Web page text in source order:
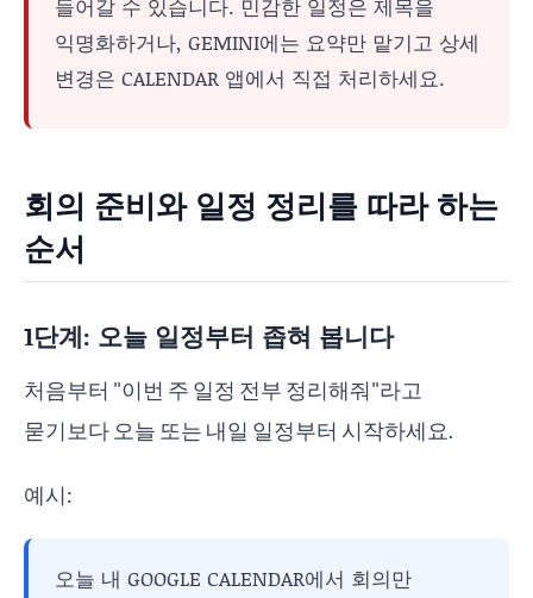
들어갈 수 있습니다. 민감한 일정은 제목을
익명화하거나, GEMINI에는 요약만 맡기고 상세
변경은 CALENDAR 앱에서 직접 처리하세요.
회의 준비와 일정 정리를 따라 하는
순서
1단계: 오늘 일정부터 좁혀 봅니다
처음부터 "이번 주 일정 전부 정리해줘"라고
묻기보다 오늘 또는 내일 일정부터 시작하세요.
예시:
오늘 내 GOOGLE CALENDAR에서 회의만